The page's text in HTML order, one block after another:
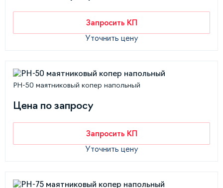
Запросить КП
Уточнить цену
РН-50 маятниковый копер напольный
Цена по запросу
Запросить КП
Уточнить цену